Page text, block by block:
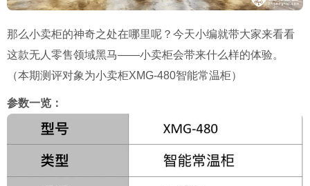
那么小卖柜的神奇之处在哪里呢？今天小编就带大家来看看
这款无人零售领域黑马——小卖柜会带来什么样的体验。
（本期测评对象为小卖柜XMG-480智能常温柜）
参数一览：